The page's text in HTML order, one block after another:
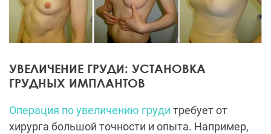
УВЕЛИЧЕНИЕ ГРУДИ: УСТАНОВКА
ГРУДНЫХ ИМПЛАНТОВ
Операция по увеличению груди требует от
хирурга большой точности и опыта. Например,